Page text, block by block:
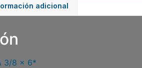
adicional
3/8 x 6*